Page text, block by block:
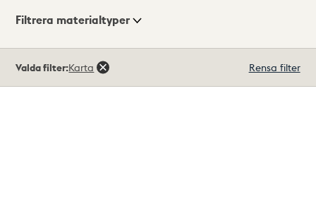
Visningsläge
Filtrera materialtyper
träffar
Valda filter:Karta Rensa filter